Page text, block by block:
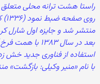
راستا هشت ترانه محلی متعلق
منتشر شد و جایزه اول شارل
بعد در سال
استفاده از فناوری جدید خش
با نام «منیر وکیلی: بازگشت»